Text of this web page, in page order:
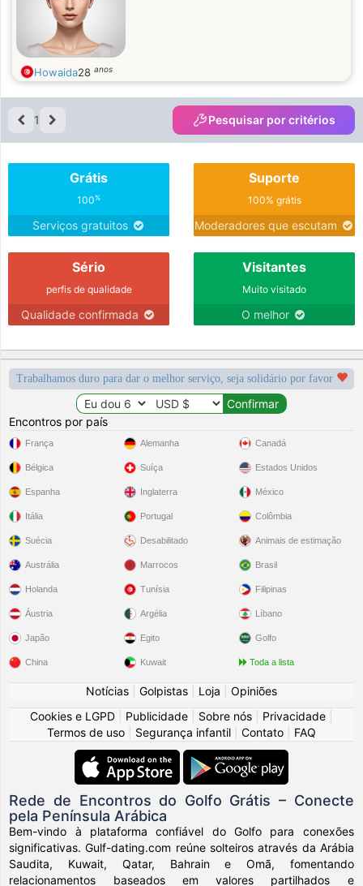
Howaida28 anos
1 Pesquisar por critérios
Grátis
100%
Serviços gratuitos
Suporte
100% grátis
Moderadores que escutam
Sério
perfis de qualidade
Qualidade confirmada
Visitantes
Muito visitado
O melhor
Trabalhamos duro para dar o melhor serviço, seja solidário por favor
Encontros por país
França
Bélgica
Espanha
Itália
Suécia
Alemanha
Suíça
Inglaterra
Portugal
Desabilitado
Canadá
Estados Unidos
México
Colômbia
Animais de estimação
Austrália
Holanda
Áustria
Japão
China
Marrocos
Tunísia
Argélia
Egito
Kuwait
Brasil
Filipinas
Líbano
Golfo
Toda a lista
Notícias Golpistas Loja
Opiniões
Cookies e LGPD
Publicidade Sobre nós Privacidade
Termos de uso
Segurança infantil Contato FAQ
Rede de Encontros do Golfo Grátis – Conecte
pela Península Arábica
Bem-vindo à plataforma confiável do Golfo para conexões
significativas. Gulf-dating.com reúne solteiros através da Arábia
Saudita, Kuwait, Qatar, Bahrain e Omã, fomentando
relacionamentos baseados em valores partilhados e